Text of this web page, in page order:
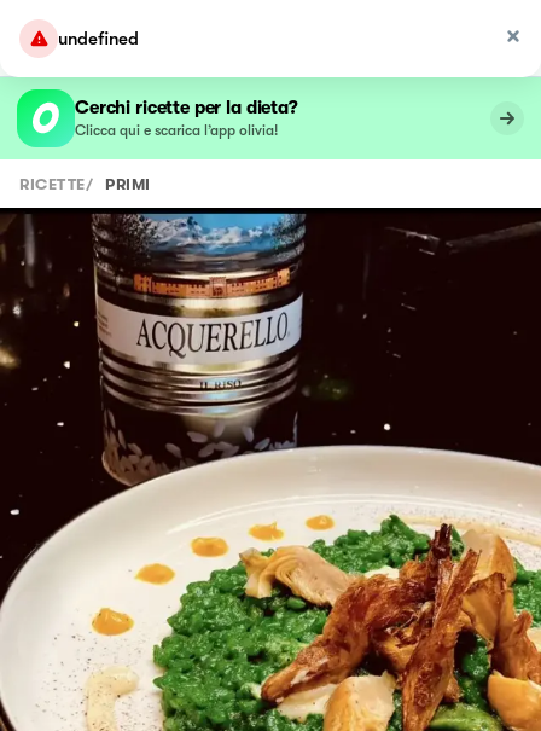
undefined
Cerchi ricette per la dieta?
Clicca qui e scarica l’app olivia!
RICETTE/ PRIMI